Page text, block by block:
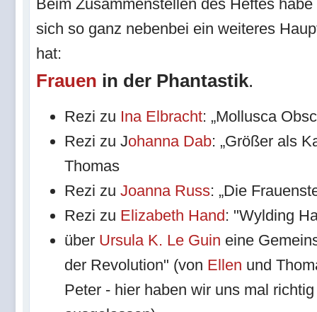
Beim Zusammenstellen des Heftes
sich so ganz nebenbei ein weiteres
hat:
Frauen in der Phantastik.
Rezi zu Ina Elbracht: „Mollusca
Rezi zu Johanna Dab: „Größer als
Thomas
Rezi zu Joanna Russ: „Die
Rezi zu Elizabeth Hand: "Wylding
über Ursula K. Le Guin eine
der Revolution" (von Ellen und
Peter - hier haben wir uns mal